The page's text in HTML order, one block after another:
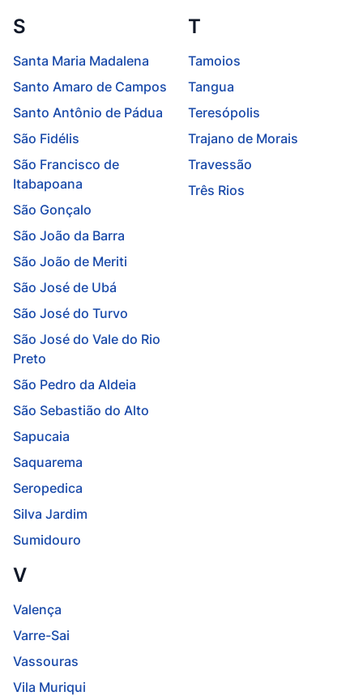
S
Santa Maria Madalena
Santo Amaro de Campos
Santo Antônio de Pádua
São Fidélis
São Francisco de
Itabapoana
São Gonçalo
São João da Barra
São João de Meriti
São José de Ubá
São José do Turvo
São José do Vale do Rio
Preto
São Pedro da Aldeia
São Sebastião do Alto
Sapucaia
Saquarema
Seropedica
Silva Jardim
Sumidouro
T
Tamoios
Tangua
Teresópolis
Trajano de Morais
Travessão
Três Rios
V
Valença
Varre-Sai
Vassouras
Vila Muriqui